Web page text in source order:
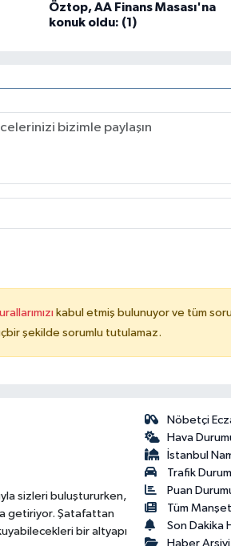
Öztop, AA Finans Masası'na
konuk oldu: (1)
kabul etmiş bulunuyor ve tüm
şekilde sorumlu tutulamaz.
sizleri buluştururken,
getiriyor. Şatafattan
bir altyapı
Nöbetçi
Hava
İstanbul
Trafik
Puan
Tüm
Son Dakika
Haber Arşivi